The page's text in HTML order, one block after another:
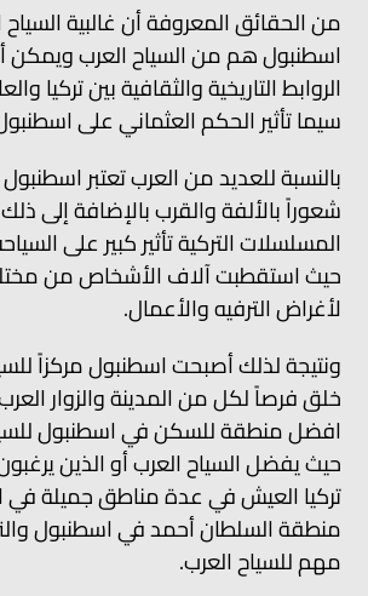
من الحقائق المعروفة أن غالبية السياح
اسطنبول هم من السياح العرب ويمكن
الروابط التاريخية والثقافية بين تركيا
سيما تأثير الحكم العثماني على
بالنسبة للعديد من العرب تعتبر
شعوراً بالألفة والقرب بالإضافة إلى
المسلسلات التركية تأثير كبير على
حيث استقطبت آلاف الأشخاص من
لأغراض الترفيه والأعمال.
ونتيجة لذلك أصبحت اسطنبول مركزاً
خلق فرصاً لكل من المدينة والزوار
افضل منطقة للسكن في اسطنبول
حيث يفضل السياح العرب أو الذين
تركيا العيش في عدة مناطق جميلة في
منطقة السلطان أحمد في اسطنبول
مهم للسياح العرب.